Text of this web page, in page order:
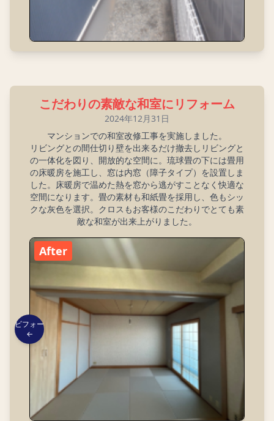
こだわりの素敵な和室にリフォーム
2024年12月31日
マンションでの和室改修工事を実施しました。
リビングとの間仕切り壁を出来るだけ撤去しリビングと
の一体化を図り、開放的な空間に。琉球畳の下には畳用
の床暖房を施工し、窓は内窓（障子タイプ）を設置しま
した。床暖房で温めた熱を窓から逃がすことなく快適な
空間になります。畳の素材も和紙畳を採用し、色もシッ
クな灰色を選択。クロスもお客様のこだわりでとても素
敵な和室が出来上がりました。
ビフォー
←
After